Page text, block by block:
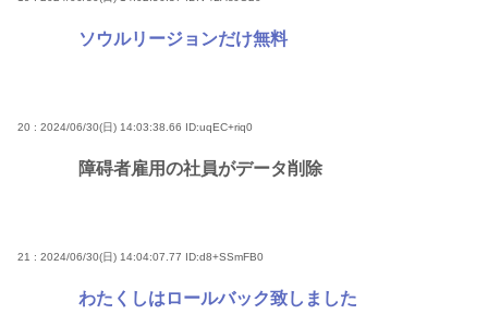
ソウルリージョンだけ無料
20 : 2024/06/30(日) 14:03:38.66 ID:uqEC+riq0
障碍者雇用の社員がデータ削除
21 : 2024/06/30(日) 14:04:07.77 ID:d8+SSmFB0
わたくしはロールバック致しました